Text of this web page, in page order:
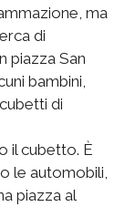
ma
di
piazza San
bambini,
di
il cubetto. È
le automobili,
piazza al